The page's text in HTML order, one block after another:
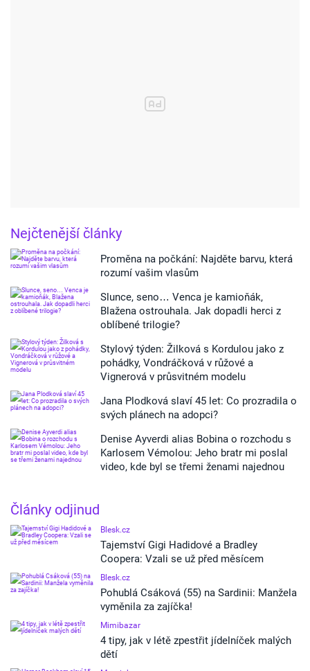
Nejčtenější články
Proměna na počkání: Najděte barvu, která
rozumí vašim vlasům
Slunce, seno… Venca je kamioňák,
Blažena ostrouhala. Jak dopadli herci z
oblíbené trilogie?
Stylový týden: Žilková s Kordulou jako z
pohádky, Vondráčková v růžové a
Vignerová v průsvitném modelu
Jana Plodková slaví 45 let: Co prozradila o
svých plánech na adopci?
Denise Ayverdi alias Bobina o rozchodu s
Karlosem Vémolou: Jeho bratr mi poslal
video, kde byl se třemi ženami najednou
Články odjinud
Blesk.cz
Tajemství Gigi Hadidové a Bradley
Coopera: Vzali se už před měsícem
Blesk.cz
Pohublá Csáková (55) na Sardinii: Manžela
vyměnila za zajíčka!
Mimibazar
4 tipy, jak v létě zpestřit jídelníček malých
dětí